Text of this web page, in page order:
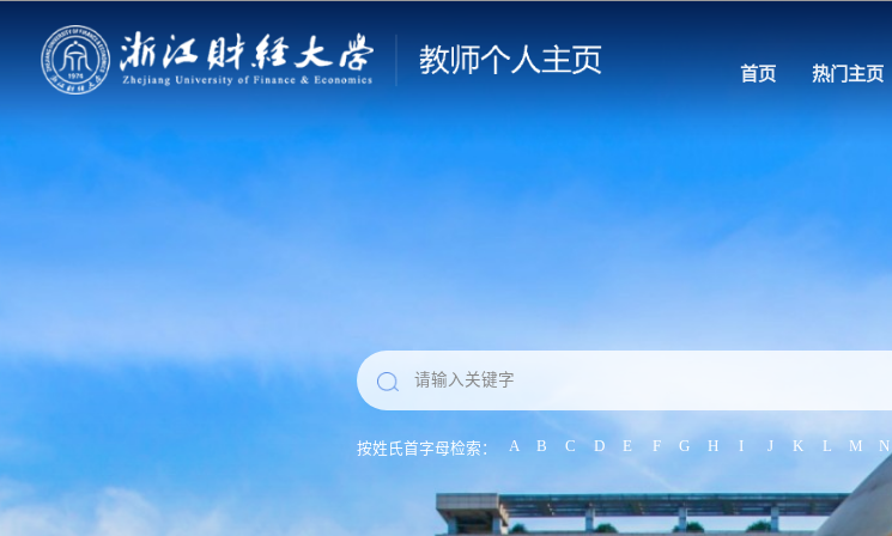
首页 热门主页
按姓氏首字母检索： A B C D E F G H I J K L M N